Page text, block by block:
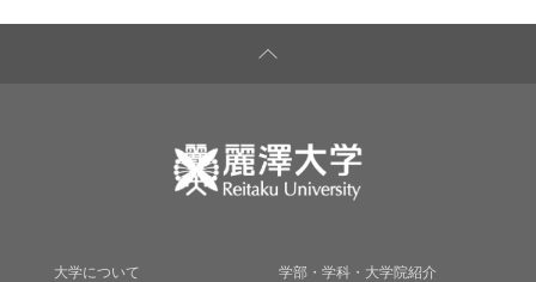
大学について 学部・学科・大学院紹介